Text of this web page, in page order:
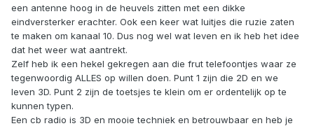
een antenne hoog in de heuvels zitten met een dikke
eindversterker erachter. Ook een keer wat luitjes die ruzie zaten
te maken om kanaal 10. Dus nog wel wat leven en ik heb het idee
dat het weer wat aantrekt.
Zelf heb ik een hekel gekregen aan die frut telefoontjes waar ze
tegenwoordig ALLES op willen doen. Punt 1 zijn die 2D en we
leven 3D. Punt 2 zijn de toetsjes te klein om er ordentelijk op te
kunnen typen.
Een cb radio is 3D en mooie techniek en betrouwbaar en heb je